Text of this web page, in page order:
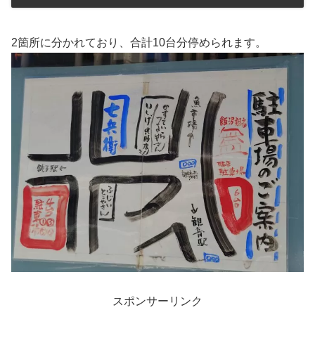
2箇所に分かれており、合計10台分停められます。
スポンサーリンク